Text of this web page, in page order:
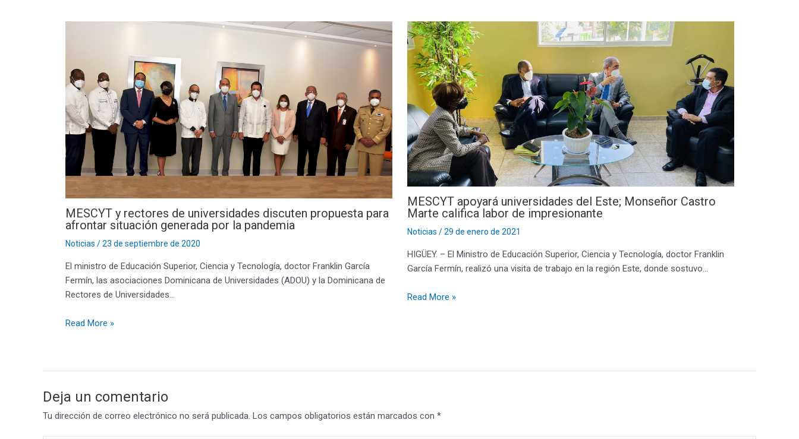
MESCYT y rectores de universidades discuten propuesta para
afrontar situación generada por la pandemia
Noticias /23 de septiembre de 2020
El ministro de Educación Superior, Ciencia y Tecnología, doctor Franklin García
Fermín, las asociaciones Dominicana de Universidades (ADOU) y la Dominicana de
Rectores de Universidades…
Read More »
MESCYT apoyará universidades del Este; Monseñor Castro
Marte califica labor de impresionante
Noticias /29 de enero de 2021
HIGÜEY. – El Ministro de Educación Superior, Ciencia y Tecnología, doctor Franklin
García Fermín, realizó una visita de trabajo en la región Este, donde sostuvo…
Read More »
Deja un comentario
Tu dirección de correo electrónico no será publicada. Los campos obligatorios están marcados con *